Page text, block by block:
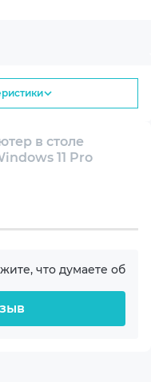
с AI
более
играх
в столе
11 Pro
что думаете об